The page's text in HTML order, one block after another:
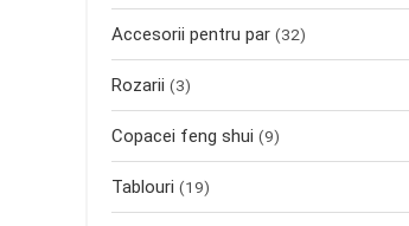
Accesorii pentru par (32)
Rozarii (3)
Copacei feng shui (9)
Tablouri (19)